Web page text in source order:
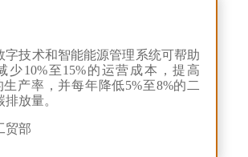
字技术和智能能源管理系统可帮助
少10%至15%的运营成本，提高
生产率，并每年降低5%至8%的二
放量。
贸部